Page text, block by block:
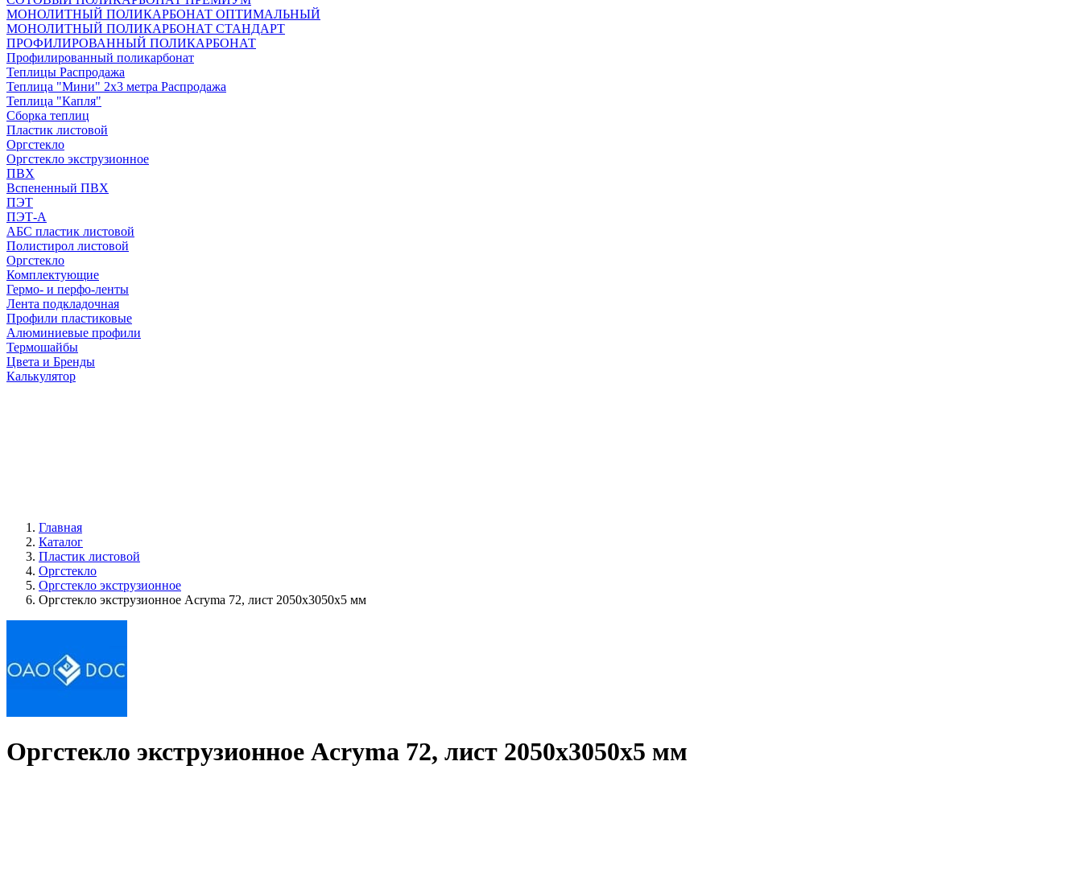
МОНОЛИТНЫЙ ПОЛИКАРБОНАТ ОПТИМАЛЬНЫЙ
МОНОЛИТНЫЙ ПОЛИКАРБОНАТ СТАНДАРТ
ПРОФИЛИРОВАННЫЙ ПОЛИКАРБОНАТ
Профилированный поликарбонат
Теплицы Распродажа
Теплица "Мини" 2х3 метра Распродажа
Теплица "Капля"
Сборка теплиц
Пластик листовой
Оргстекло
Оргстекло экструзионное
ПВХ
Вспененный ПВХ
ПЭТ
ПЭТ-А
АБС пластик листовой
Полистирол листовой
Оргстекло
Комплектующие
Гермо- и перфо-ленты
Лента подкладочная
Профили пластиковые
Алюминиевые профили
Термошайбы
Цвета и Бренды
Калькулятор
Главная
Каталог
Пластик листовой
Оргстекло
Оргстекло экструзионное
Оргстекло экструзионное Acryma 72, лист 2050x3050x5 мм
Оргстекло экструзионное Acryma 72, лист 2050x3050x5 мм